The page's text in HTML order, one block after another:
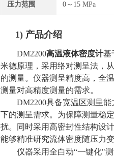
压力范围 0～15 MPa
1) 产品介绍
DM2200高温液体密度计基
米德原理，采用络对测呈法，
的测量。仪器测呈精度高，全
测量对高精度测量的需求。
DM2200具备宽温区测呈
下的测呈需求。为保障测量稳
扰。同时采用高密封性结构设
能够精准研究流体密度随压力
仪器采用全白动“一键化"